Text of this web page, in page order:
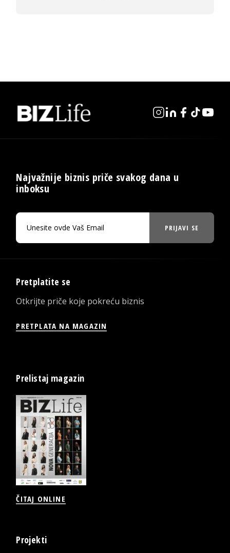
Najvažnije biznis priče svakog dana u
inboksu
PRIJAVI SE
Pretplatite se
Otkrijte priče koje pokreću biznis
PRETPLATA NA MAGAZIN
Prelistaj magazin
ČITAJ ONLINE
Projekti